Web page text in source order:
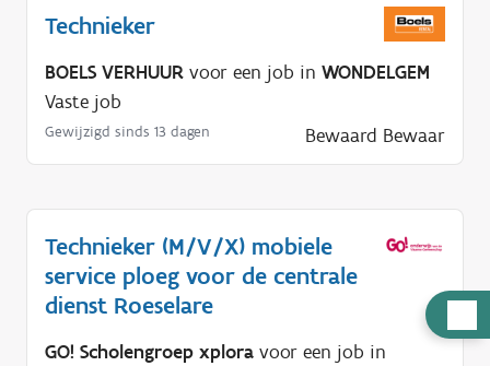
u
Technieker
BOELS VERHUUR voor een job in WONDELGEM
Vaste job
Gewijzigd sinds 13 dagen Bewaard Bewaar
Technieker (M/V/X) mobiele
service ploeg voor de centrale
dienst Roeselare
GO! Scholengroep xplora voor een job in